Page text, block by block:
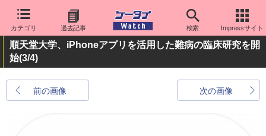
カテゴリ 過去記事 検索 Impressサイト
順天堂大学、iPhoneアプリを活用した難病の臨床研究を開
始(3/4)
前の画像 次の画像